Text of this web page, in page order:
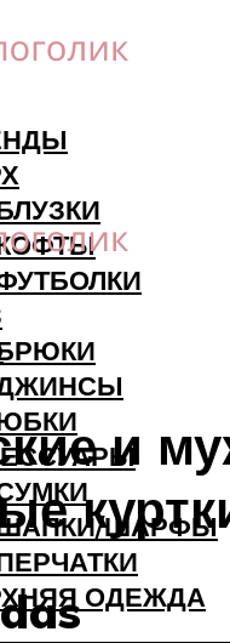
ШАРФЫ
ОДЕЖДА
и